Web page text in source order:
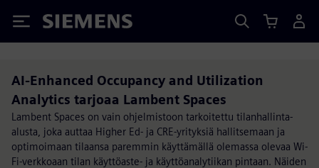
Siemens
AI-Enhanced Occupancy and Utilization
Analytics tarjoaa Lambent Spaces
Lambent Spaces on vain ohjelmistoon tarkoitettu tilanhallinta-
alusta, joka auttaa Higher Ed- ja CRE-yrityksiä hallitsemaan ja
optimoimaan tilaansa paremmin käyttämällä olemassa olevaa Wi-
Fi-verkkoaan tilan käyttöaste- ja käyttöanalytiikan pintaan. Näiden